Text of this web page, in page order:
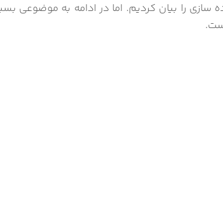
سازی را بیان کردیم. اما در ادامه به